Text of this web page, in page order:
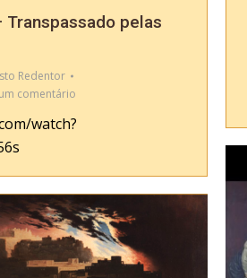
pelas
Redentor
comentário
watch?